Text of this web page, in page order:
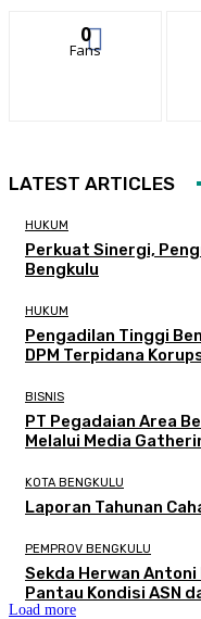
0
Fans
LATEST ARTICLES
HUKUM
Perkuat Sinergi,
Bengkulu
HUKUM
Pengadilan Tinggi
DPM Terpidana
BISNIS
PT Pegadaian Area
Melalui Media
KOTA BENGKULU
Laporan Tahunan
PEMPROV BENGKULU
Sekda Herwan Antoni
Pantau Kondisi ASN
Load more